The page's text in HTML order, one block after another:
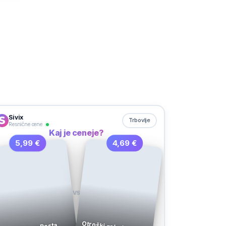
Sivix
Resnične cene
Trbovlje
Kaj je ceneje?
5,99 €
VS
4,69 €